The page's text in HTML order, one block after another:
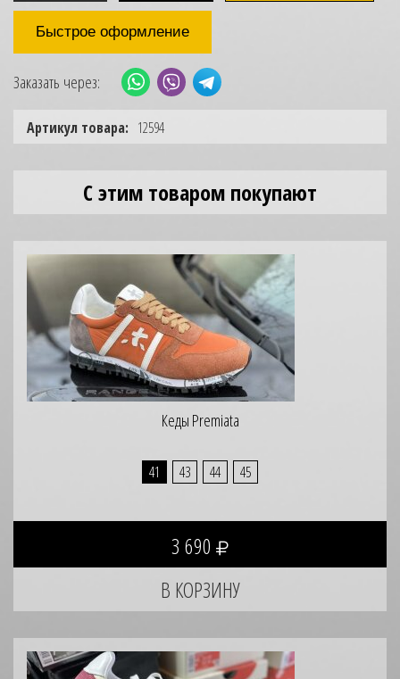
Быстрое оформление
Заказать через:
Артикул товара: 12594
С этим товаром покупают
Кеды Premiata
41 43 44 45
3 690